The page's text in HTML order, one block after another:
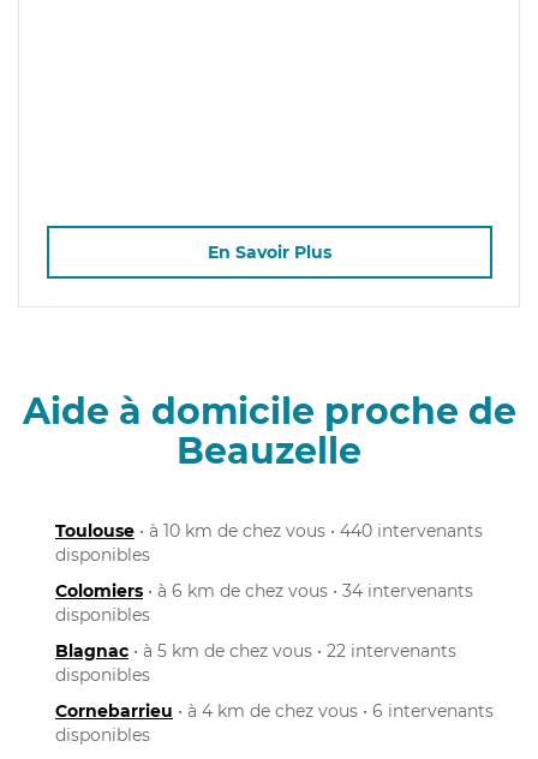
En Savoir Plus
Aide à domicile proche de
Beauzelle
Toulouse • à 10 km de chez vous • 440 intervenants
disponibles
Colomiers • à 6 km de chez vous • 34 intervenants
disponibles
Blagnac • à 5 km de chez vous • 22 intervenants
disponibles
Cornebarrieu • à 4 km de chez vous • 6 intervenants
disponibles